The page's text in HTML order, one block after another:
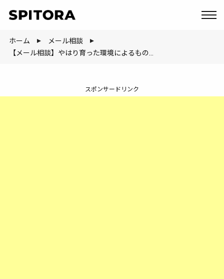
ホーム
メール相談
スポンサードリンク